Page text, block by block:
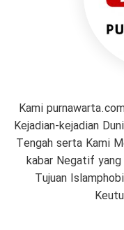
Kami
Kejadian-kejadian
Tengah serta Kami
kabar Negatif yang
Tujuan